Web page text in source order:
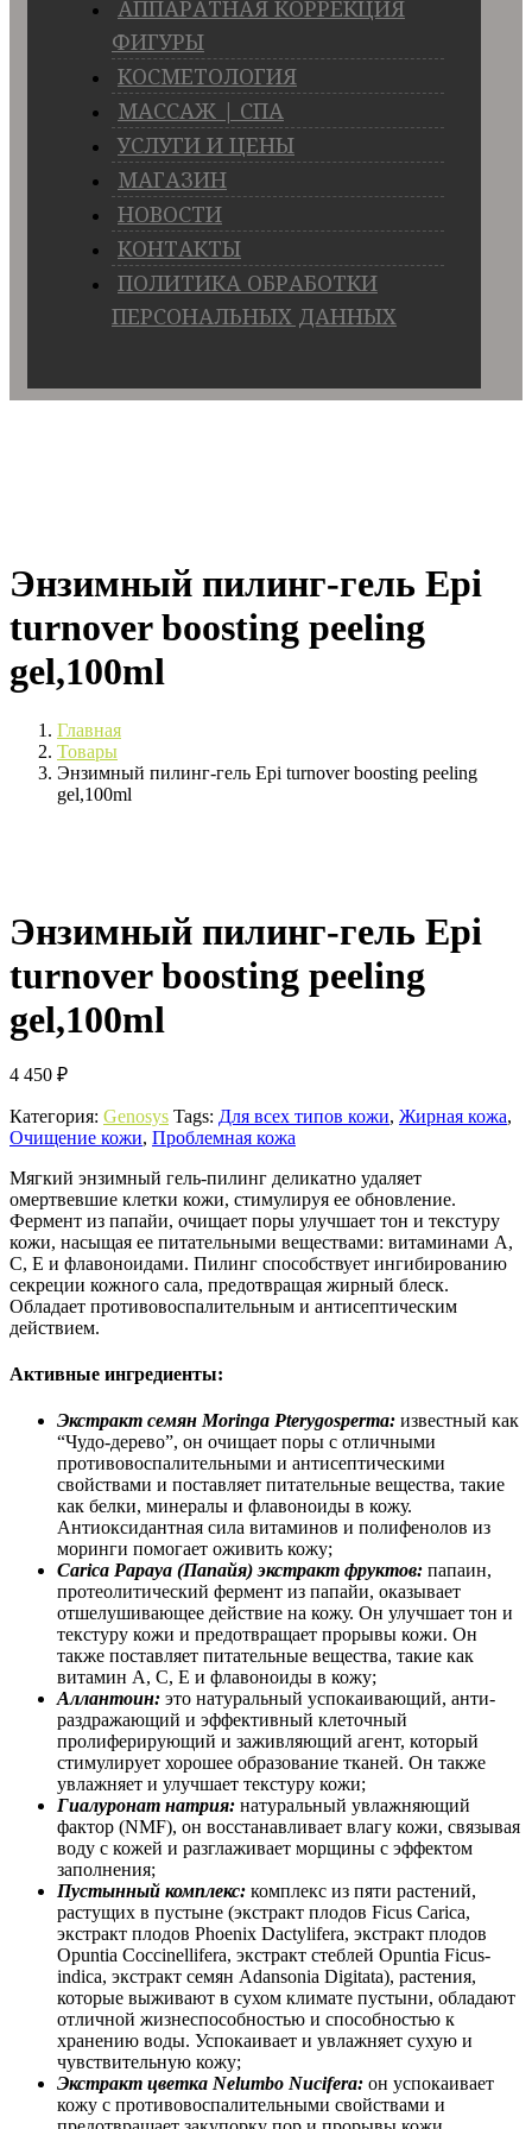
АППАРАТНАЯ КОРРЕКЦИЯ
ФИГУРЫ
КОСМЕТОЛОГИЯ
МАССАЖ | СПА
УСЛУГИ И ЦЕНЫ
МАГАЗИН
НОВОСТИ
КОНТАКТЫ
ПОЛИТИКА ОБРАБОТКИ
ПЕРСОНАЛЬНЫХ ДАННЫХ
Энзимный пилинг-гель Epi
turnover boosting peeling
gel,100ml
Главная
Товары
Энзимный пилинг-гель Epi turnover boosting peeling
gel,100ml
Энзимный пилинг-гель Epi
turnover boosting peeling
gel,100ml
4 450 ₽
Категория: Genosys Tags: Для всех типов кожи, Жирная кожа,
Очищение кожи, Проблемная кожа
Мягкий энзимный гель-пилинг деликатно удаляет
омертвевшие клетки кожи, стимулируя ее обновление.
Фермент из папайи, очищает поры улучшает тон и текстуру
кожи, насыщая ее питательными веществами: витаминами А,
С, Е и флавоноидами. Пилинг способствует ингибированию
секреции кожного сала, предотвращая жирный блеск.
Обладает противовоспалительным и антисептическим
действием.
Активные ингредиенты:
Экстракт семян Moringa Pterygosperma: известный как
“Чудо-дерево”, он очищает поры с отличными
противовоспалительными и антисептическими
свойствами и поставляет питательные вещества, такие
как белки, минералы и флавоноиды в кожу.
Антиоксидантная сила витаминов и полифенолов из
моринги помогает оживить кожу;
Carica Papaya (Папайя) экстракт фруктов: папаин,
протеолитический фермент из папайи, оказывает
отшелушивающее действие на кожу. Он улучшает тон и
текстуру кожи и предотвращает прорывы кожи. Он
также поставляет питательные вещества, такие как
витамин А, С, Е и флавоноиды в кожу;
Аллантоин: это натуральный успокаивающий, анти-
раздражающий и эффективный клеточный
пролиферирующий и заживляющий агент, который
стимулирует хорошее образование тканей. Он также
увлажняет и улучшает текстуру кожи;
Гиалуронат натрия: натуральный увлажняющий
фактор (NMF), он восстанавливает влагу кожи, связывая
воду с кожей и разглаживает морщины с эффектом
заполнения;
Пустынный комплекс: комплекс из пяти растений,
растущих в пустыне (экстракт плодов Ficus Carica,
экстракт плодов Phoenix Dactylifera, экстракт плодов
Opuntia Coccinellifera, экстракт стеблей Opuntia Ficus-
indica, экстракт семян Adansonia Digitata), растения,
которые выживают в сухом климате пустыни, обладают
отличной жизнеспособностью и способностью к
хранению воды. Успокаивает и увлажняет сухую и
чувствительную кожу;
Экстракт цветка Nelumbo Nucifera: он успокаивает
кожу с противовоспалительными свойствами и